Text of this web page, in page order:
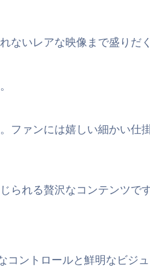
いレアな映像まで盛りだく
ファンには嬉しい細かい仕
られる贅沢なコンテンツです
ントロールと鮮明なビジ